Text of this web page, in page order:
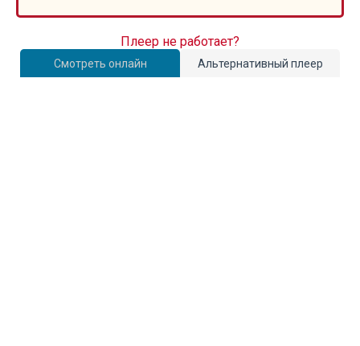
Смотреть онлайн Альтернативный плеер
Плеер не работает?